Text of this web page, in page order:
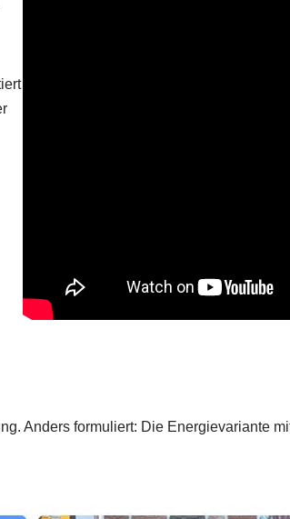
Anders formuliert: Die Energievariante